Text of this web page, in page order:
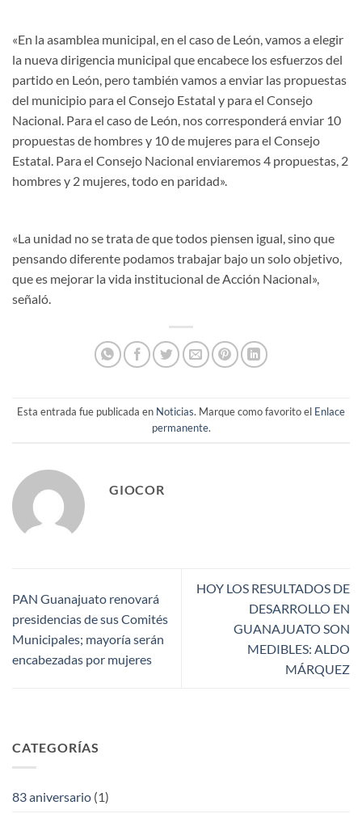
«En la asamblea municipal, en el caso de León, vamos a elegir
la nueva dirigencia municipal que encabece los esfuerzos del
partido en León, pero también vamos a enviar las propuestas
del municipio para el Consejo Estatal y para el Consejo
Nacional. Para el caso de León, nos corresponderá enviar 10
propuestas de hombres y 10 de mujeres para el Consejo
Estatal. Para el Consejo Nacional enviaremos 4 propuestas, 2
hombres y 2 mujeres, todo en paridad».
«La unidad no se trata de que todos piensen igual, sino que
pensando diferente podamos trabajar bajo un solo objetivo,
que es mejorar la vida institucional de Acción Nacional»,
señaló.
Esta entrada fue publicada en Noticias. Marque como favorito el Enlace
permanente.
GIOCOR
PAN Guanajuato renovará
presidencias de sus Comités
Municipales; mayoría serán
encabezadas por mujeres
HOY LOS RESULTADOS DE
DESARROLLO EN
GUANAJUATO SON
MEDIBLES: ALDO
MÁRQUEZ
CATEGORÍAS
83 aniversario (1)